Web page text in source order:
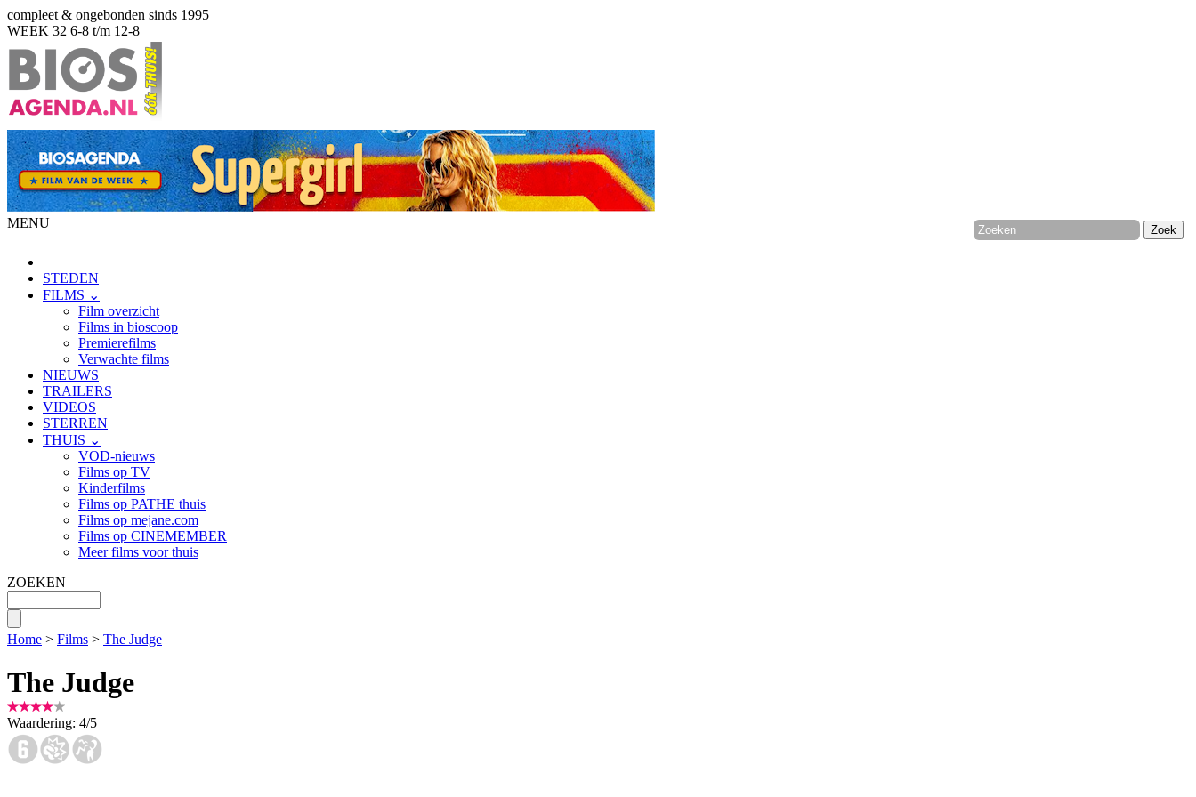
compleet & ongebonden sinds 1995
WEEK 32 6-8 t/m 12-8
MENU
STEDEN
FILMS ⌄
Film overzicht
Films in bioscoop
Premierefilms
Verwachte films
NIEUWS
TRAILERS
VIDEOS
STERREN
THUIS ⌄
VOD-nieuws
Films op TV
Kinderfilms
Films op PATHE thuis
Films op mejane.com
Films op CINEMEMBER
Meer films voor thuis
ZOEKEN
Home > Films > The Judge
The Judge
Waardering: 4/5